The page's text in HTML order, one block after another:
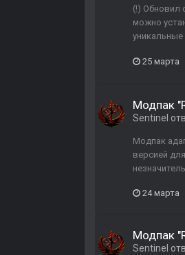
(!) Обновил
можно
25 марта
Модпак
Sentinel
Модпак
версией
24 марта
Модпак
Sentinel